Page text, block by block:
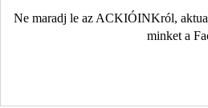
Ne maradj le az ACKIÓINKról,
minket a